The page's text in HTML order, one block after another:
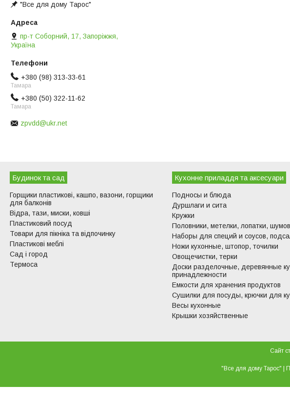
"Все для дому Тарос"
пр-т Соборний, 17, Запоріжжя,
Україна
+380 (98) 313-33-61
Тамара
+380 (50) 322-11-62
Тамара
zpvdd@ukr.net
Будинок та сад
Горщики пластикові, кашпо, вазони, горщики
для балконів
Відра, тази, миски, ковші
Пластиковий посуд
Товари для пікніка та відпочинку
Пластикові меблі
Сад і город
Термоса
Кухонне приладдя та аксесуари
Подносы и блюда
Дуршлаги и сита
Кружки
Половники, метелки, лопатки,
Наборы для специй и соусов,
Ножи кухонные, штопор, точилки
Овощечистки, терки
Доски разделочные, деревянные
принадлежности
Емкости для хранения продуктов
Сушилки для посуды, крючки для
Весы кухонные
Крышки хозяйственные
Сайт